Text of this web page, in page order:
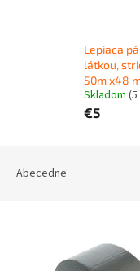
Lepiaca
látkou,
50m x48
Skladom (
€5
Abecedne